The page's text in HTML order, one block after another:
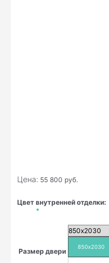
Цена: 55 800 руб.
Цвет внутренней отделки:
Размер двери
850х2030